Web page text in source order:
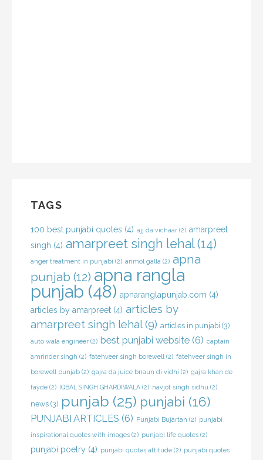
TAGS
100 best punjabi quotes (4) ajj da vichaar (2) amarpreet
singh (4) amarpreet singh lehal(14)
anger treatment in punjabi (2) anmol galla (2) apna
punjab (12) apna rangla
punjab (48) apnaranglapunjab.com (4)
articles by amarpreet (4) articles by
amarpreet singh lehal(9) articles in punjabi (3)
auto wala engineer (2) best punjabi website (6) captain
amrinder singh (2) fatehveer singh borewell (2) fatehveer singh in
borewell punjab (2) gajra da juice bnaun di vidhi (2) gajra khan de
fayde (2) IQBAL SINGH GHARDIWALA (2) navjot singh sidhu (2)
news (3) punjab (25) punjabi (16)
PUNJABI ARTICLES (6) Punjabi Bujartan (2) punjabi
inspirational quotes with images (2) punjabi life quotes (2)
punjabi poetry (4) punjabi quotes attitude (2) punjabi quotes